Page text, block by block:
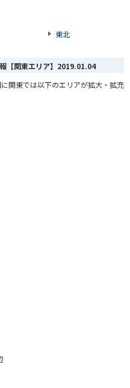
東北
関東エリア】 2019.01.04
関東では以下のエリアが拡大・拡充